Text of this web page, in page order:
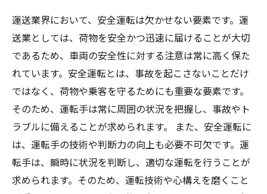
運送業界において、安全運転は欠かせない要素です。運
送業としては、荷物を安全かつ迅速に届けることが大切
であるため、車両の安全性に対する注意は常に高く保た
れています。安全運転とは、事故を起こさないことだけ
ではなく、荷物や乗客を守るためにも重要な要素です。
そのため、運転手は常に周囲の状況を把握し、事故やト
ラブルに備えることが求められます。 また、安全運転に
は、運転手の技術や判断力の向上も必要不可欠です。運
転手は、瞬時に状況を判断し、適切な運転を行うことが
求められます。そのため、運転技術や心構えを磨くこと